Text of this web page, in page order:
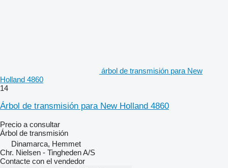
árbol de transmisión para New
Holland 4860
14
Árbol de transmisión para New Holland 4860
Precio a consultar
Árbol de transmisión
Dinamarca, Hemmet
Chr. Nielsen - Tingheden A/S
Contacte con el vendedor